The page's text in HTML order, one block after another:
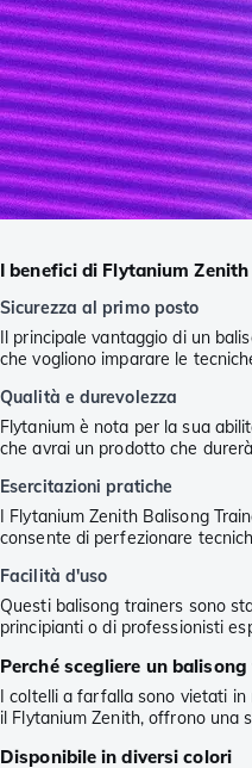
I benefici di Flytanium
Sicurezza al primo posto
Il principale vantaggio di un
che vogliono imparare le
Qualità e durevolezza
Flytanium è nota per la sua
che avrai un prodotto che
Esercitazioni pratiche
I Flytanium Zenith Balisong
consente di perfezionare
Facilità d'uso
Questi balisong trainers sono
principianti o di professionisti
Perché scegliere un
I coltelli a farfalla sono vietati in
il Flytanium Zenith, offrono una
Disponibile in diversi colori